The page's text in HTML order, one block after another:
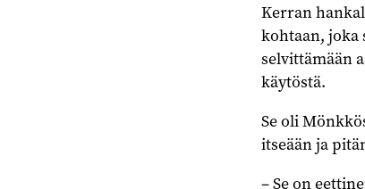
Kerran
kohtaan, joka
selvittämään
käytöstä.
Se oli
itseään ja
– Se on